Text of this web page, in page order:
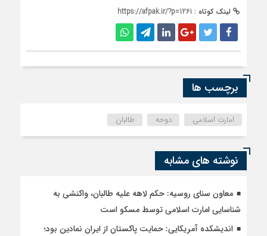
لینک کوتاه : https://afpak.ir/?p=1261
برچسب ها
امارت اسلامی دوحه طالبان
نوشته های مشابه
معاون سنای روسیه: حکم لاهه علیه طالبان، واکنشی به
شناسایی امارت اسلامی توسط مسکو است
اندیشکده آمریکایی: حمایت پاکستان از ایران نمادین بود؛